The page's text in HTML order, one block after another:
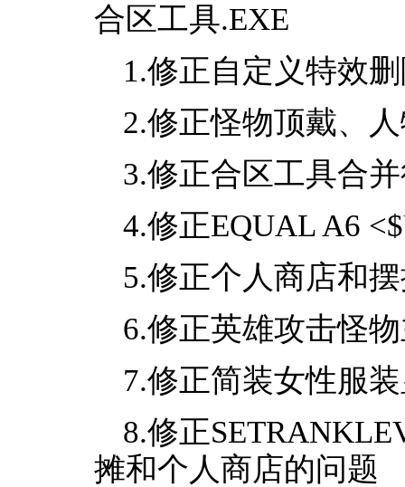
合区工具.EXE
1.修正自定义特效
2.修正怪物顶戴、
3.修正合区工具合
4.修正EQUAL A6
5.修正个人商店和
6.修正英雄攻击怪
7.修正简装女性服
8.修正
摊和个人商店的问题